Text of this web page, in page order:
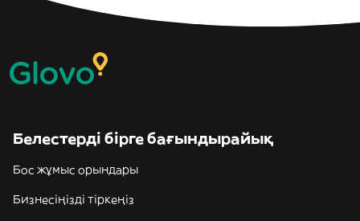
Белестерді бірге бағындырайық
Бос жұмыс орындары
Бизнесіңізді тіркеңіз